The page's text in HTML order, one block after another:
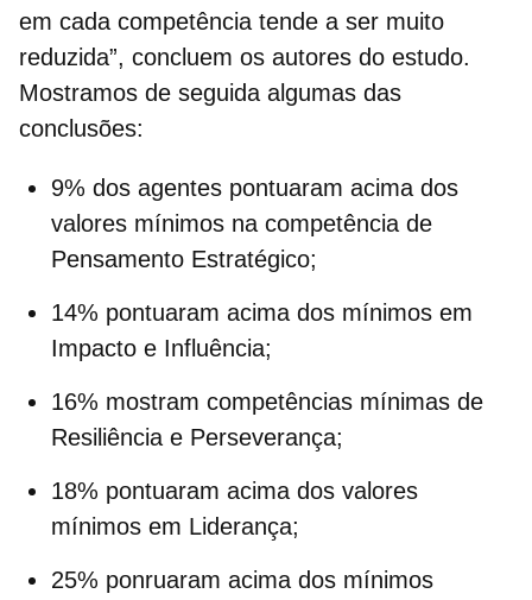
em cada competência tende a ser muito
reduzida”, concluem os autores do estudo.
Mostramos de seguida algumas das
conclusões:
9% dos agentes pontuaram acima dos
valores mínimos na competência de
Pensamento Estratégico;
14% pontuaram acima dos mínimos em
Impacto e Influência;
16% mostram competências mínimas de
Resiliência e Perseverança;
18% pontuaram acima dos valores
mínimos em Liderança;
25% ponruaram acima dos mínimos